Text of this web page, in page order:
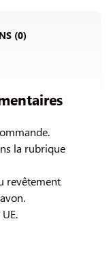
(0)
la rubrique
revêtement